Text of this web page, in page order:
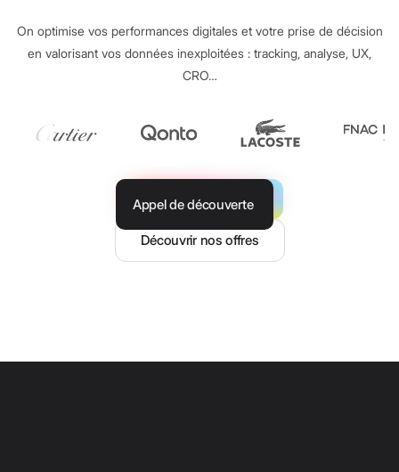
On optimise vos performances digitales et votre prise de décision
en valorisant vos données inexploitées : tracking, analyse, UX,
CRO…
Appel de découverte
Découvrir nos offres